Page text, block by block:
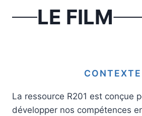
LE FILM
CONTEXTE
La ressource R201 est conçue
développer nos compétences